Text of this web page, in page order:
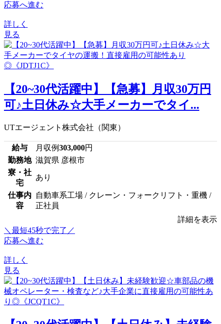
応募へ進む
詳しく
見る
【20~30代活躍中】【急募】月収30万円
可♪土日休み☆大手メーカーでタイ...
UTエージェント株式会社（関東）
給与 月収例303,000円
勤務地 滋賀県 彦根市
寮・社
宅
あり
仕事内
容
自動車系工場 / クレーン・フォークリフト・重機 /
正社員
詳細を表示
＼最短45秒で完了／
応募へ進む
詳しく
見る